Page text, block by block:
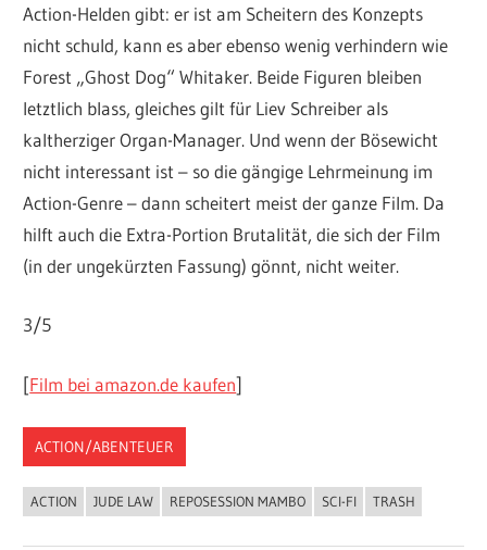
Action-Helden gibt: er ist am Scheitern des Konzepts
nicht schuld, kann es aber ebenso wenig verhindern wie
Forest „Ghost Dog“ Whitaker. Beide Figuren bleiben
letztlich blass, gleiches gilt für Liev Schreiber als
kaltherziger Organ-Manager. Und wenn der Bösewicht
nicht interessant ist – so die gängige Lehrmeinung im
Action-Genre – dann scheitert meist der ganze Film. Da
hilft auch die Extra-Portion Brutalität, die sich der Film
(in der ungekürzten Fassung) gönnt, nicht weiter.
3/5
[Film bei amazon.de kaufen]
ACTION/ABENTEUER
ACTION JUDE LAW REPOSESSION MAMBO SCI-FI TRASH